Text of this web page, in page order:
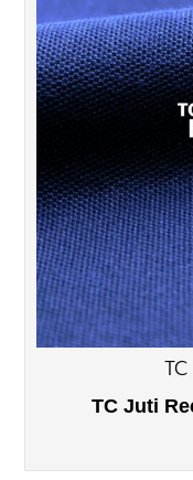
TC
TC Juti